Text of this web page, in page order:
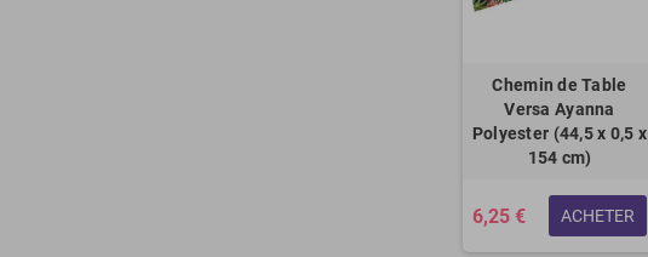
Chemin de Table
Versa Ayanna
Polyester (44,5 x 0,5 x
154 cm)
6,25 € ACHETER